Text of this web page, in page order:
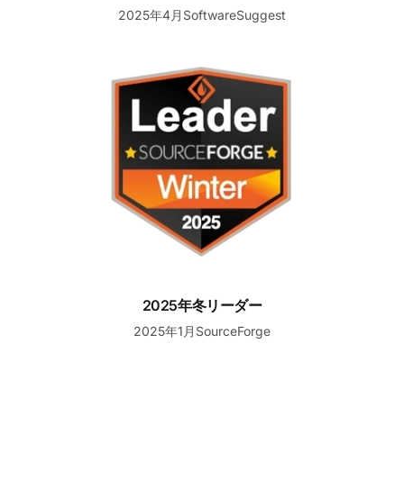
2025年4月SoftwareSuggest
2025年冬リーダー
2025年1月SourceForge